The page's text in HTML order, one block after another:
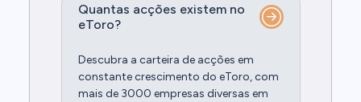
Quantas acções existem no
eToro?
Descubra a carteira de acções em
constante crescimento do eToro, com
mais de 3000 empresas diversas em